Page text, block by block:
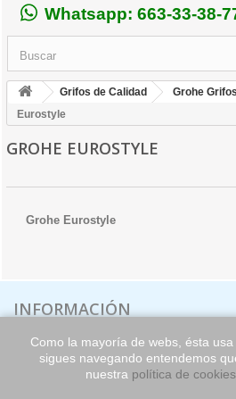
Whatsapp: 663-33-38-
Grifos de Calidad Grohe
Eurostyle
GROHE EUROSTYLE
Grohe Eurostyle
INFORMACIÓN
Como la mayoría de webs, ésta usa
sigues navegando entendemos
nuestra política de cookies.